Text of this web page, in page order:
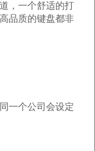
，一个舒适的打
品质的键盘都非
一个公司会设定